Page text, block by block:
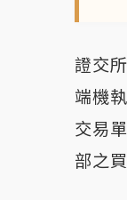
證交
端機
交易
部之